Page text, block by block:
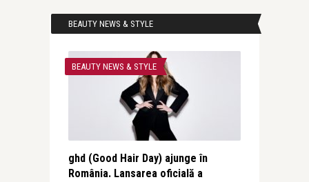
BEAUTY NEWS & STYLE
BEAUTY NEWS & STYLE
ghd (Good Hair Day) ajunge în
România. Lansarea oficială a